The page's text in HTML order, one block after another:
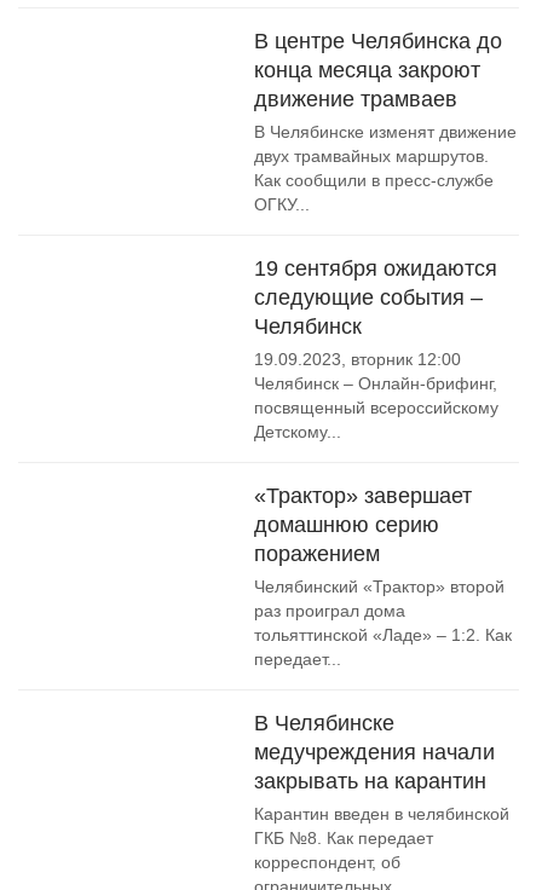
В центре Челябинска до
конца месяца закроют
движение трамваев
В Челябинске изменят движение
двух трамвайных маршрутов.
Как сообщили в пресс-службе
ОГКУ...
19 сентября ожидаются
следующие события –
Челябинск
19.09.2023, вторник 12:00
Челябинск – Онлайн-брифинг,
посвященный всероссийскому
Детскому...
«Трактор» завершает
домашнюю серию
поражением
Челябинский «Трактор» второй
раз проиграл дома
тольяттинской «Ладе» – 1:2. Как
передает...
В Челябинске
медучреждения начали
закрывать на карантин
Карантин введен в челябинской
ГКБ №8. Как передает
корреспондент, об